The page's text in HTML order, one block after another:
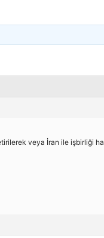
veya İran ile işbirliği